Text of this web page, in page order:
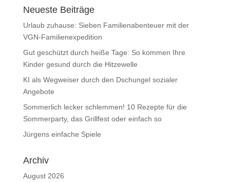
Neueste Beiträge
Urlaub zuhause: Sieben Familienabenteuer mit der
VGN-Familienexpedition
Gut geschützt durch heiße Tage: So kommen Ihre
Kinder gesund durch die Hitzewelle
KI als Wegweiser durch den Dschungel sozialer
Angebote
Sommerlich lecker schlemmen! 10 Rezepte für die
Sommerparty, das Grillfest oder einfach so
Jürgens einfache Spiele
Archiv
August 2026